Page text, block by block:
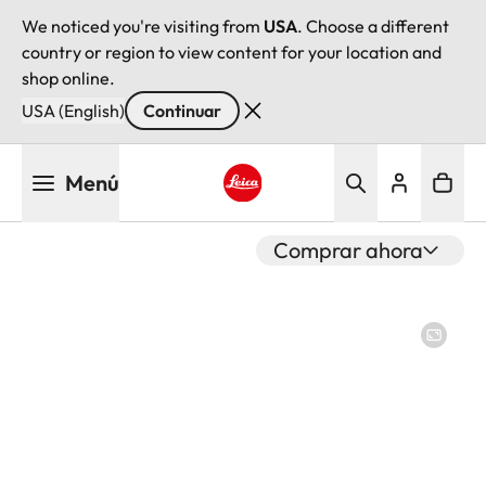
We noticed you're visiting from USA. Choose a different
country or region to view content for your location and
shop online.
USA (English)
Continuar
Menú
Comprar ahora